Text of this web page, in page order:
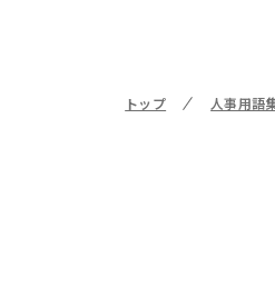
トップ 人事用語